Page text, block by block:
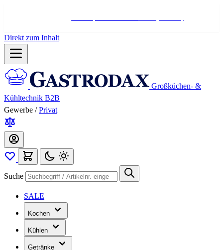
Direkt zum Inhalt
Großküchen- &
Kühltechnik B2B
Gewerbe / Privat
Suche
SALE
Kochen
Kühlen
Getränke